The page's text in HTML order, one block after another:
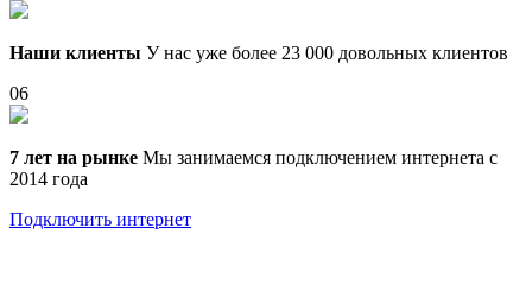
Наши клиенты У нас уже более 23 000 довольных клиентов
06
7 лет на рынке Мы занимаемся подключением интернета с
2014 года
Подключить интернет